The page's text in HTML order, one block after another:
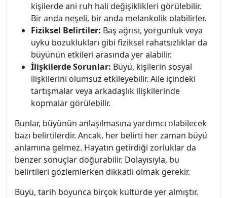
kişilerde ani ruh hali değişiklikleri görülebilir.
Bir anda neşeli, bir anda melankolik olabilirler.
Fiziksel Belirtiler: Baş ağrısı, yorgunluk veya
uyku bozuklukları gibi fiziksel rahatsızlıklar da
büyünün etkileri arasında yer alabilir.
İlişkilerde Sorunlar: Büyü, kişilerin sosyal
ilişkilerini olumsuz etkileyebilir. Aile içindeki
tartışmalar veya arkadaşlık ilişkilerinde
kopmalar görülebilir.
Bunlar, büyünün anlaşılmasına yardımcı olabilecek
bazı belirtilerdir. Ancak, her belirti her zaman büyü
anlamına gelmez. Hayatın getirdiği zorluklar da
benzer sonuçlar doğurabilir. Dolayısıyla, bu
belirtileri gözlemlerken dikkatli olmak gerekir.
Büyü, tarih boyunca birçok kültürde yer almıştır.